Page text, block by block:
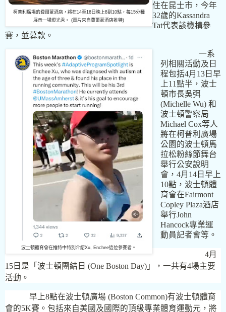
柯普利廣場的費爾蒙酒店，將在14至16日晚上8到10點，每15分種
展示一場燈光秀。 (圖片來自費爾蒙酒店推特)
住在昆士市，今年
32歲的Kassandra
Tat代表該機構參
賽，並募款。
波士頓體育會在推特中特別介紹Xu, Enchee這位參賽者。
一系
列相關活動及日
程包括4月 13日早
上11點半，波士
頓市長吳弭
(Michelle Wu) 和
波士頓警察局
Michael Cox等人
將在柯普利廣場
公園的波士頓馬
拉松粉絲節舞台
舉行公安說明
會， 4月 14日早上
10點，波士頓體
育會在Fairmont
Copley Plaza酒店
舉行John
Hancock專業運
動員記者會等。
4月
15 日是「波士頓團結日 (One Boston Day) 」，一共有4場主要
活動。
早上8點在波士頓廣場 (Boston Common)有波士頓體育
會的5K賽。包括來自美國及國際的頂級專業體育運動元，將